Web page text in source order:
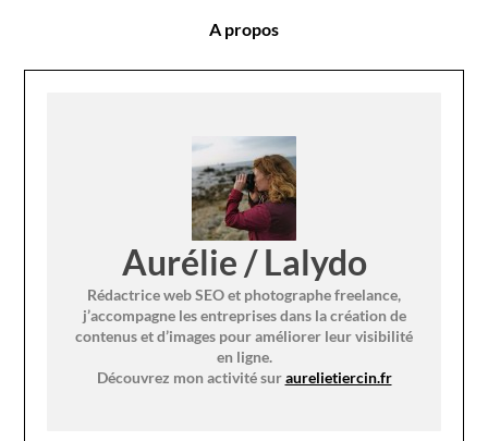
A propos
Aurélie / Lalydo
Rédactrice web SEO et photographe freelance,
j’accompagne les entreprises dans la création de
contenus et d’images pour améliorer leur visibilité
en ligne.
Découvrez mon activité suraurelietiercin.fr